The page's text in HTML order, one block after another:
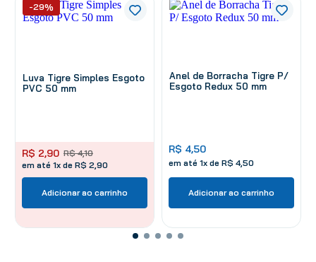
Luva Tigre Simples Esgoto
PVC 50 mm
R$ 4,10
R$ 2,90
em até 1x de R$ 2,90
-29%
Adicionar ao carrinho
Anel de Borracha Tigre P/
Esgoto Redux 50 mm
R$ 4,50
em até 1x de R$ 4,50
Adicionar ao carrinho